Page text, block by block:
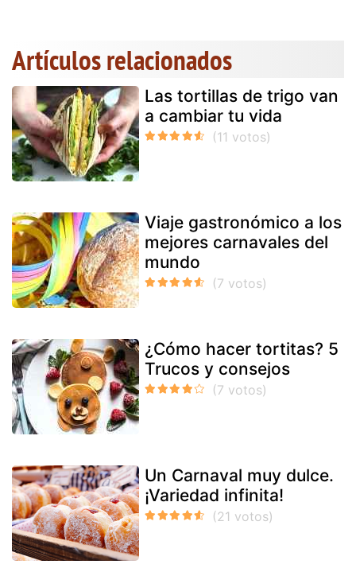
Artículos relacionados
Las tortillas de trigo van
a cambiar tu vida
Viaje gastronómico a los
mejores carnavales del
mundo
¿Cómo hacer tortitas? 5
Trucos y consejos
Un Carnaval muy dulce.
¡Variedad infinita!